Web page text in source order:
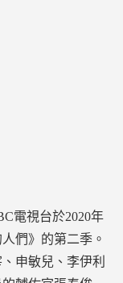
電視台於2020年
們》的第二季。
申敏兒、李伊利